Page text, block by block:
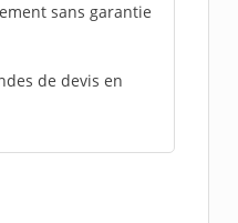
sans garantie
de devis en